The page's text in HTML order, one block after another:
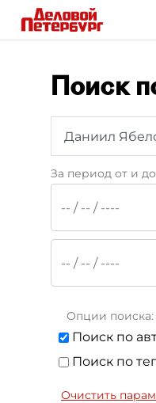
Поиск
За период от и
Опции поиска:
Поиск по
Поиск по
Очистить